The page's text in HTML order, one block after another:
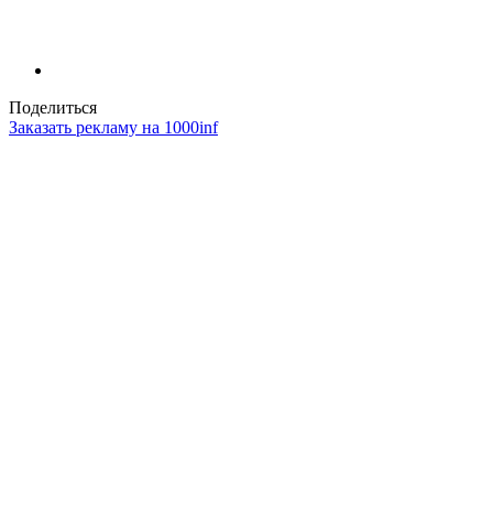
Поделиться
Заказать рекламу на 1000inf